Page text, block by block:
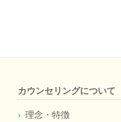
カウンセリングについて
理念・特徴